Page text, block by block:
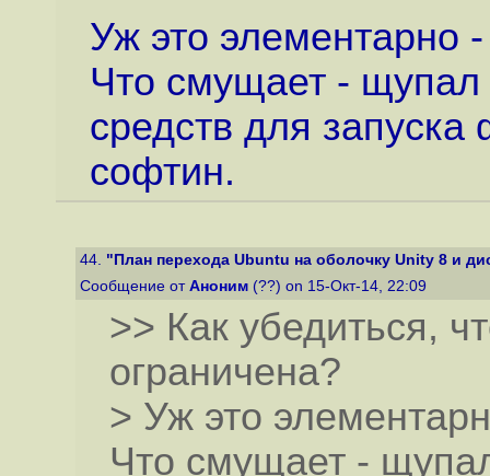
Уж это элементарно
Что смущает - щупал
средств для
софтин.
44. "План перехода Ubuntu на оболочку Unity 8 и
Сообщение от Аноним (??) on 15-Окт-14, 22:09
>> Как убедиться,
ограничена?
> Уж это
Что смущает -